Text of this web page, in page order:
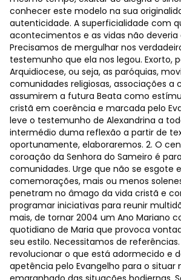
conhecer este modelo na sua
autenticidade. A superficialidade com
acontecimentos e as vidas não deveria
Precisamos de mergulhar nos
testemunho que ela nos legou. Exorto,
Arquidiocese, ou seja, as paróquias,
comunidades religiosas, associações a
assumirem a futura Beata como
cristã em coerência e marcada pelo
leve o testemunho de Alexandrina a
intermédio duma reflexão a partir de
oportunamente, elaboraremos. 2. O
coroação da Senhora do Sameiro é
comunidades. Urge que não se esgote
comemorações, mais ou menos
penetram no âmago da vida cristã e
programar iniciativas para reunir
mais, de tornar 2004 um Ano Mariano
quotidiano de Maria que provoca
seu estilo. Necessitamos de
revolucionar o que está adormecido e
apetência pelo Evangelho para o situar